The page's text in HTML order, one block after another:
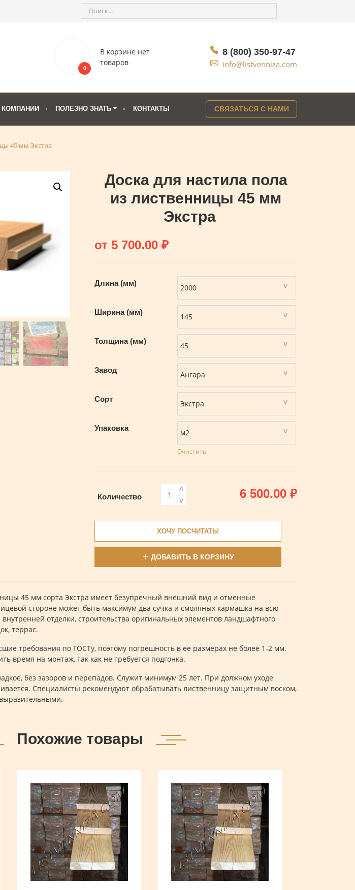
0
В корзине нет
товаров
8 (800) 350-97-47
info@listvenniza.com
КОМПАНИИ ПОЛЕЗНО ЗНАТЬ КОНТАКТЫ СВЯЗАТЬСЯ С НАМИ
45 мм Экстра
Доска для настила пола
из лиственницы 45 мм
Экстра
от 5 700.00₽
Длина (мм)
Ширина (мм)
Толщина (мм)
Завод
Сорт
Упаковка
Очистить
6 500.00 ₽
Количество >
<
ХОЧУ ПОСЧИТАТЬ!
ДОБАВИТЬ В КОРЗИНУ
45 мм сорта Экстра имеет безупречный внешний вид и отменные
стороне может быть максимум два сучка и смоляных кармашка на всю
отделки, строительства оригинальных элементов ландшафтного
террас.
требования по ГОСТу, поэтому погрешность в ее размерах не более 1-2 мм.
время на монтаж, так как не требуется подгонка.
без зазоров и перепадов. Служит минимум 25 лет. При должном уходе
Специалисты рекомендуют обрабатывать лиственницу защитным воском,
Похожие товары